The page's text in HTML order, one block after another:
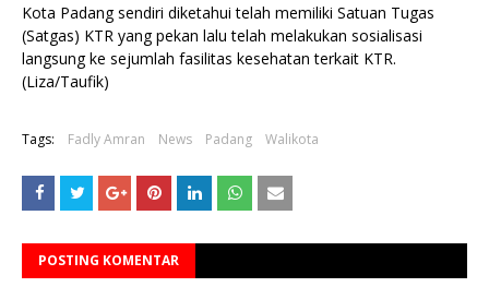
Kota Padang sendiri diketahui telah memiliki Satuan Tugas
(Satgas) KTR yang pekan lalu telah melakukan sosialisasi
langsung ke sejumlah fasilitas kesehatan terkait KTR.
(Liza/Taufik)
Tags: Fadly Amran News Padang Walikota
POSTING KOMENTAR